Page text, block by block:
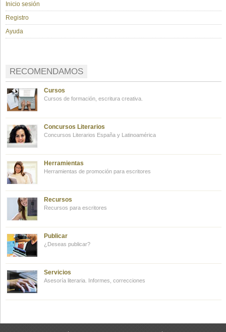
Inicio sesión
Registro
Ayuda
RECOMENDAMOS
Cursos
Cursos de formación, escritura creativa.
Concursos Literarios
Concursos Literarios España y Latinoamérica
Herramientas
Herramientas de promoción para escritores
Recursos
Recursos para escritores
Publicar
¿Deseas publicar?
Servicios
Asesoría literaria. Informes, correcciones